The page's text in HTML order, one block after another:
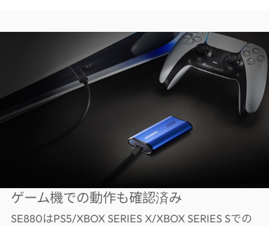
ゲーム機での動作も確認済み
SE880はPS5/XBOX SERIES X/XBOX SERIES Sでの